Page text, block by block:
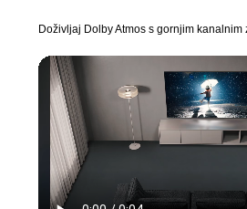
Doživljaj Dolby Atmos s gornjim kanalnim